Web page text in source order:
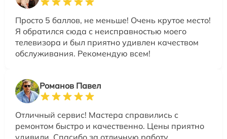
Просто 5 баллов, не меньше! Очень крутое место!
Я обратился сюда с неисправностью моего
телевизора и был приятно удивлен качеством
обслуживания. Рекомендую всем!
Романов Павел
Отличный сервис! Мастера справились с
ремонтом быстро и качественно. Цены приятно
удивили. Спасибо за отличную работу,